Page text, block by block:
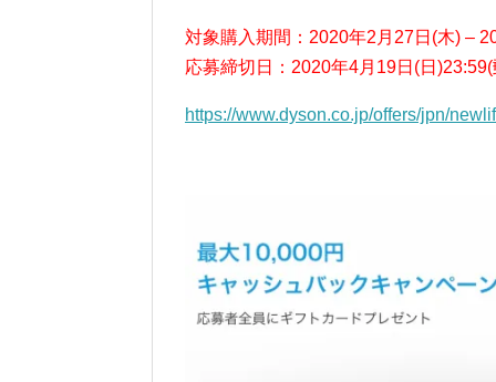
対象購入期間：2020年2月27日(木) –
応募締切日：2020年4月19日(日
https://www.dyson.co.jp/offers/jpn/